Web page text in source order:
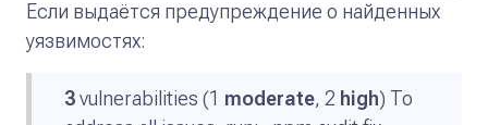
Если выдаётся предупреждение о найденных
уязвимостях:
3vulnerabilities (1 moderate, 2 high) To